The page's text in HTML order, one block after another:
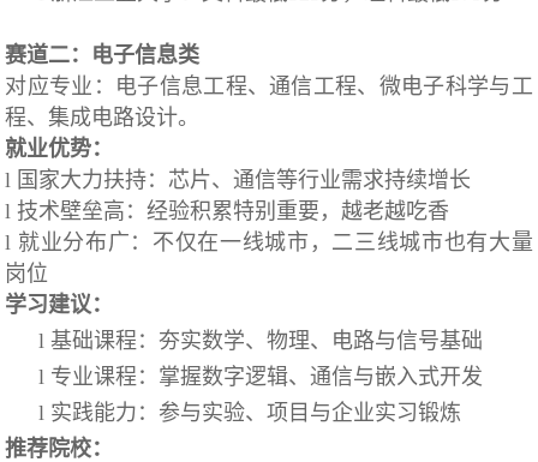
赛道二：电子信息类
对应专业：电子信息工程、通信工程、微电子科学与工
程、集成电路设计。
就业优势：
l 国家大力扶持：芯片、通信等行业需求持续增长
l 技术壁垒高：经验积累特别重要，越老越吃香
l 就业分布广：不仅在一线城市，二三线城市也有大量
岗位
学习建议：
l 基础课程：夯实数学、物理、电路与信号基础
l 专业课程：掌握数字逻辑、通信与嵌入式开发
l 实践能力：参与实验、项目与企业实习锻炼
推荐院校：